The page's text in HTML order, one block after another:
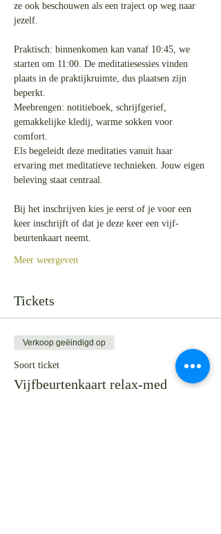
ze ook beschouwen als een traject op weg naar
jezelf.
Praktisch: binnenkomen kan vanaf 10:45, we
starten om 11:00. De meditatiesessies vinden
plaats in de praktijkruimte, dus plaatsen zijn
beperkt.
Meebrengen: notitieboek, schrijfgerief,
gemakkelijke kledij, warme sokken voor
comfort.
Els begeleidt deze meditaties vanuit haar
ervaring met meditatieve technieken. Jouw eigen
beleving staat centraal.
Bij het inschrijven kies je eerst of je voor een
keer inschrijft of dat je deze keer een vijf-
beurtenkaart neemt.
Meer weergeven
Tickets
Verkoop geëindigd op
Soort ticket
Vijfbeurtenkaart relax-med